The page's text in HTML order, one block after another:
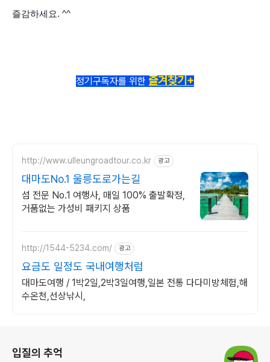
즐감하세요. ^^
정기구독자를 위한 즐겨찾기+
http://www.ulleungroadtour.co.kr 광고
대마도No.1 울릉도로가는길
섬 전문 No.1 여행사, 매일 100% 출발확정,
거품없는 가성비 패키지 상품
http://1544-5234.com/ 광고
요금도 일정도 국내여행처럼
대마도여행 / 1박2일,2박3일여행,일본 전통 다다미방체험,해
수온천,선상낚시,
입질의 추억